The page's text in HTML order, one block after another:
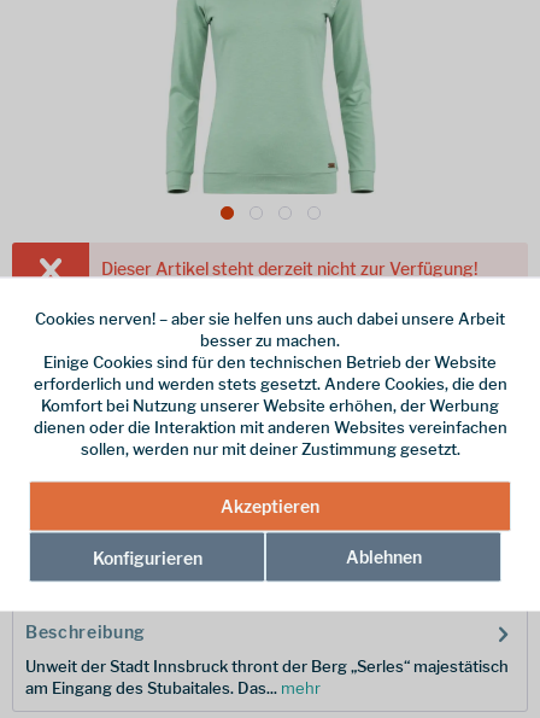
Dieser Artikel steht derzeit nicht zur Verfügung!
89,95 € *
inkl. MwSt. / Versandkostenfrei!
Farbe
Größe
Hersteller-Nr.:
Beschreibung
Unweit der Stadt Innsbruck thront der Berg „Serles“ majestätisch
am Eingang des Stubaitales. Das... mehr
Cookies nerven! – aber sie helfen uns auch dabei unsere Arbeit
besser zu machen.
Einige Cookies sind für den technischen Betrieb der Website
erforderlich und werden stets gesetzt. Andere Cookies, die den
Komfort bei Nutzung unserer Website erhöhen, der Werbung
dienen oder die Interaktion mit anderen Websites vereinfachen
sollen, werden nur mit deiner Zustimmung gesetzt.
Akzeptieren
Konfigurieren Ablehnen